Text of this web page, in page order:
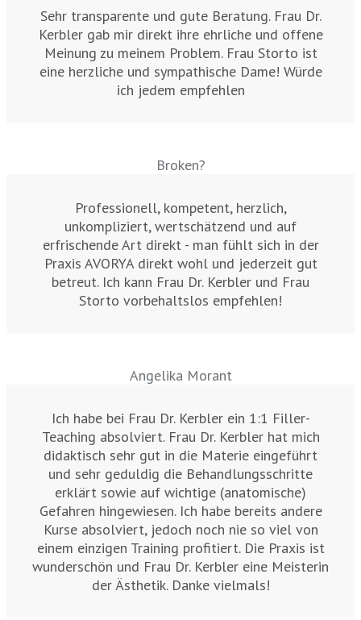
Sehr transparente und gute Beratung. Frau Dr.
Kerbler gab mir direkt ihre ehrliche und offene
Meinung zu meinem Problem. Frau Storto ist
eine herzliche und sympathische Dame! Würde
ich jedem empfehlen
Broken?
Professionell, kompetent, herzlich,
unkompliziert, wertschätzend und auf
erfrischende Art direkt - man fühlt sich in der
Praxis AVORYA direkt wohl und jederzeit gut
betreut. Ich kann Frau Dr. Kerbler und Frau
Storto vorbehaltslos empfehlen!
Angelika Morant
Ich habe bei Frau Dr. Kerbler ein 1:1 Filler-
Teaching absolviert. Frau Dr. Kerbler hat mich
didaktisch sehr gut in die Materie eingeführt
und sehr geduldig die Behandlungsschritte
erklärt sowie auf wichtige (anatomische)
Gefahren hingewiesen. Ich habe bereits andere
Kurse absolviert, jedoch noch nie so viel von
einem einzigen Training profitiert. Die Praxis ist
wunderschön und Frau Dr. Kerbler eine Meisterin
der Ästhetik. Danke vielmals!